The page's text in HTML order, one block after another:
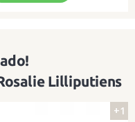
Uma bela carta de tecido para
Lilliputiens
+1